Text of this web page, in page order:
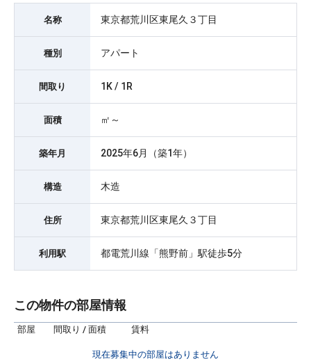
名称 東京都荒川区東尾久３丁目
種別 アパート
間取り 1K / 1R
面積 ㎡～
築年月 2025年6月（築1年）
構造 木造
住所 東京都荒川区東尾久３丁目
利用駅 都電荒川線「熊野前」駅徒歩5分
この物件の部屋情報
部屋 間取り / 面積 賃料
現在募集中の部屋はありません